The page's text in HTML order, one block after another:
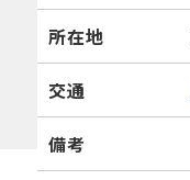
所在地
交通
備考